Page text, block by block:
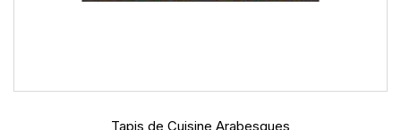
Tapis de Cuisine Arabesques